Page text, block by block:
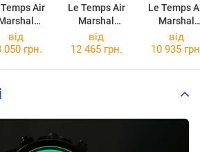
Air
1
Le Temps Air
Marshal
LT1080.14BS0
1
Le Temps
Marshal
5
від
050 грн.
від
12 465 грн.
від
10 935